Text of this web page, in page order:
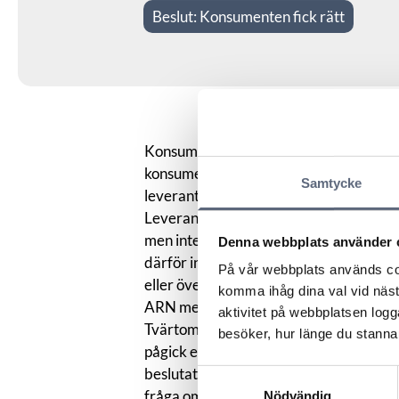
Samtycke
Denna webbplats använder
På vår webbplats används
komma ihåg dina val vid
aktivitet på webbplatsen
besöker, hur länge du
Samtyckesval
Nödvändig
Beslut: Konsumenten fick rätt
Konsumenten beställde en
konsumenten ett brev från
leverantören skulle utföra arbetet
Leverantören menade att nödvändiga
men inte fåtts trots försök med
därför inte fullföljas p.g.a. hinder
eller övervinna.
ARN menade att leverantören inte
Tvärtom angavs det i brev av
pågick en aktiv fiberutbyggnad i
beslutat att avsluta sin fibersatsning i